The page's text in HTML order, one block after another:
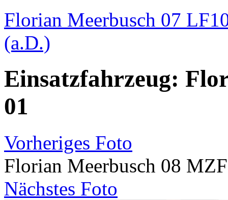
Florian Meerbusch 07
(a.D.)
Einsatzfahrzeug:
01
Vorheriges Foto
Florian Meerbusch 08
Nächstes Foto